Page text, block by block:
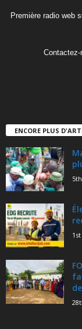
Première radio web
Contactez-
ENCORE PLUS